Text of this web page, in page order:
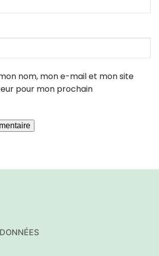
nom, mon e-mail et mon site
pour mon prochain